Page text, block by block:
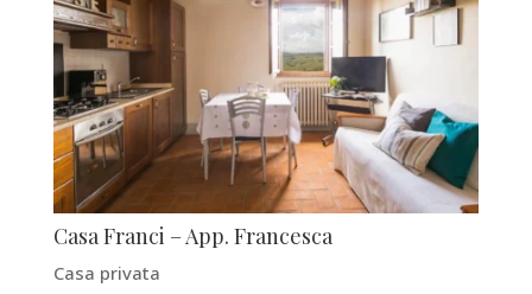
Casa Franci – App. Francesca
Casa privata